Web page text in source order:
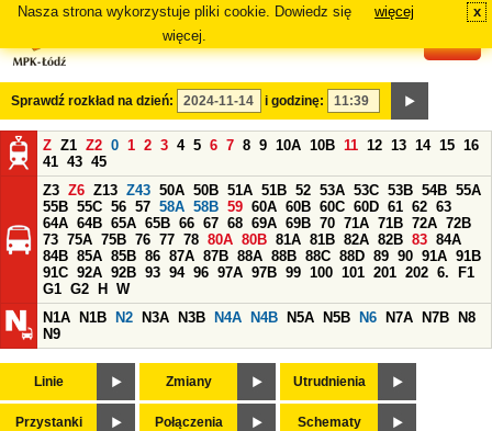
Nasza strona wykorzystuje pliki cookie. Dowiedz się
więcej.
więcej x
Sprawdź rozkład na dzień: i godzinę:
Z Z1 Z2 0 1 2 3 4 5 6 7 8 9 10A 10B 11 12 13 14 15 16
41 43 45
Z3 Z6 Z13 Z43 50A 50B 51A 51B 52 53A 53C 53B 54B 55A
55B 55C 56 57 58A 58B 59 60A 60B 60C 60D 61 62 63
64A 64B 65A 65B 66 67 68 69A 69B 70 71A 71B 72A 72B
73 75A 75B 76 77 78 80A 80B 81A 81B 82A 82B 83 84A
84B 85A 85B 86 87A 87B 88A 88B 88C 88D 89 90 91A 91B
91C 92A 92B 93 94 96 97A 97B 99 100 101 201 202 6.
F1
G1 G2 H
W
N1A
N1B N2 N3A N3B N4A N4B N5A N5B N6 N7A N7B
N8
N9
Linie Zmiany Utrudnienia
Przystanki Połączenia Schematy